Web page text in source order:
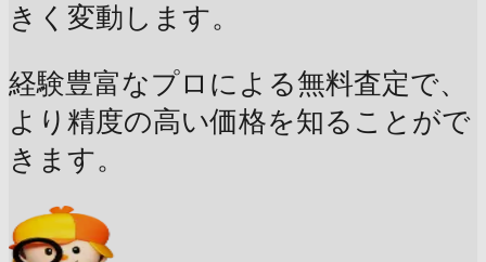
きく変動します。
経験豊富なプロによる無料査定で、
より精度の高い価格を知ることがで
きます。